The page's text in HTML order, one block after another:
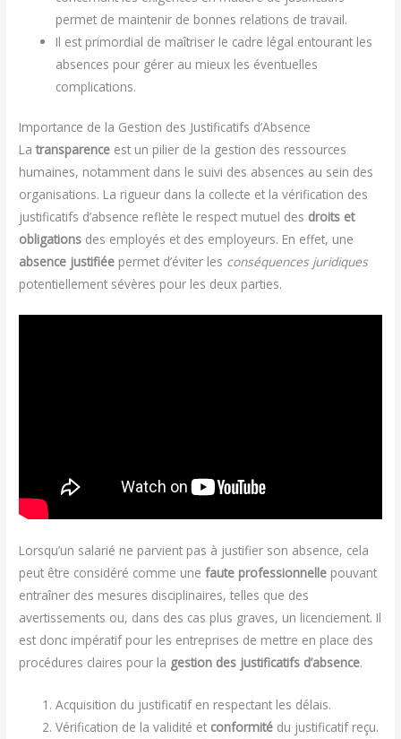
permet de maintenir de bonnes relations de travail.
Il est primordial de maîtriser le cadre légal entourant les
absences pour gérer au mieux les éventuelles
complications.
Importance de la Gestion des Justificatifs d’Absence
Latransparence est un pilier de la gestion des ressources
humaines, notamment dans le suivi des absences au sein des
organisations. La rigueur dans la collecte et la vérification des
justificatifs d’absence reflète le respect mutuel des droits et
obligations des employés et des employeurs. En effet, une
absence justifiée permet d’éviter les conséquences juridiques
potentiellement sévères pour les deux parties.
Lorsqu’un salarié ne parvient pas à justifier son absence, cela
peut être considéré comme unefaute professionnelle pouvant
entraîner des mesures disciplinaires, telles que des
avertissements ou, dans des cas plus graves, un licenciement. Il
est donc impératif pour les entreprises de mettre en place des
procédures claires pour la gestion des justificatifs d’absence.
Acquisition du justificatif en respectant les délais.
Vérification de la validité et conformité du justificatif reçu.